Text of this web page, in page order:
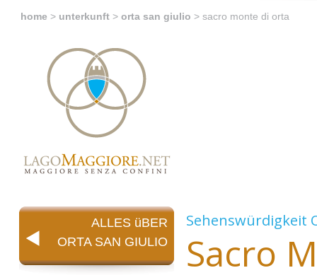
home > unterkunft > orta san giulio > sacro monte di orta
ALLES üBER
ORTA SAN GIULIO
Sehenswürdigkeit
Sacro